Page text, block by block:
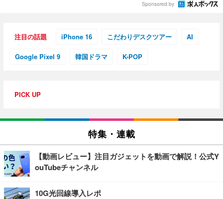
Sponsored by
注目の話題 iPhone 16 こだわりデスクツアー AI
Google Pixel 9 韓国ドラマ K-POP
PICK UP
特集・連載
【動画レビュー】注目ガジェットを動画で解説！公式Y
ouTubeチャンネル
10G光回線導入レポ